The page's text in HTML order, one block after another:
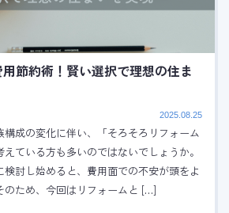
節約術！賢い選択で理想の住ま
2025.08.25
成の変化に伴い、「そろそろリフォーム
ている方も多いのではないでしょうか。
検討し始めると、費用面での不安が頭をよ
のため、今回はリフォームと […]